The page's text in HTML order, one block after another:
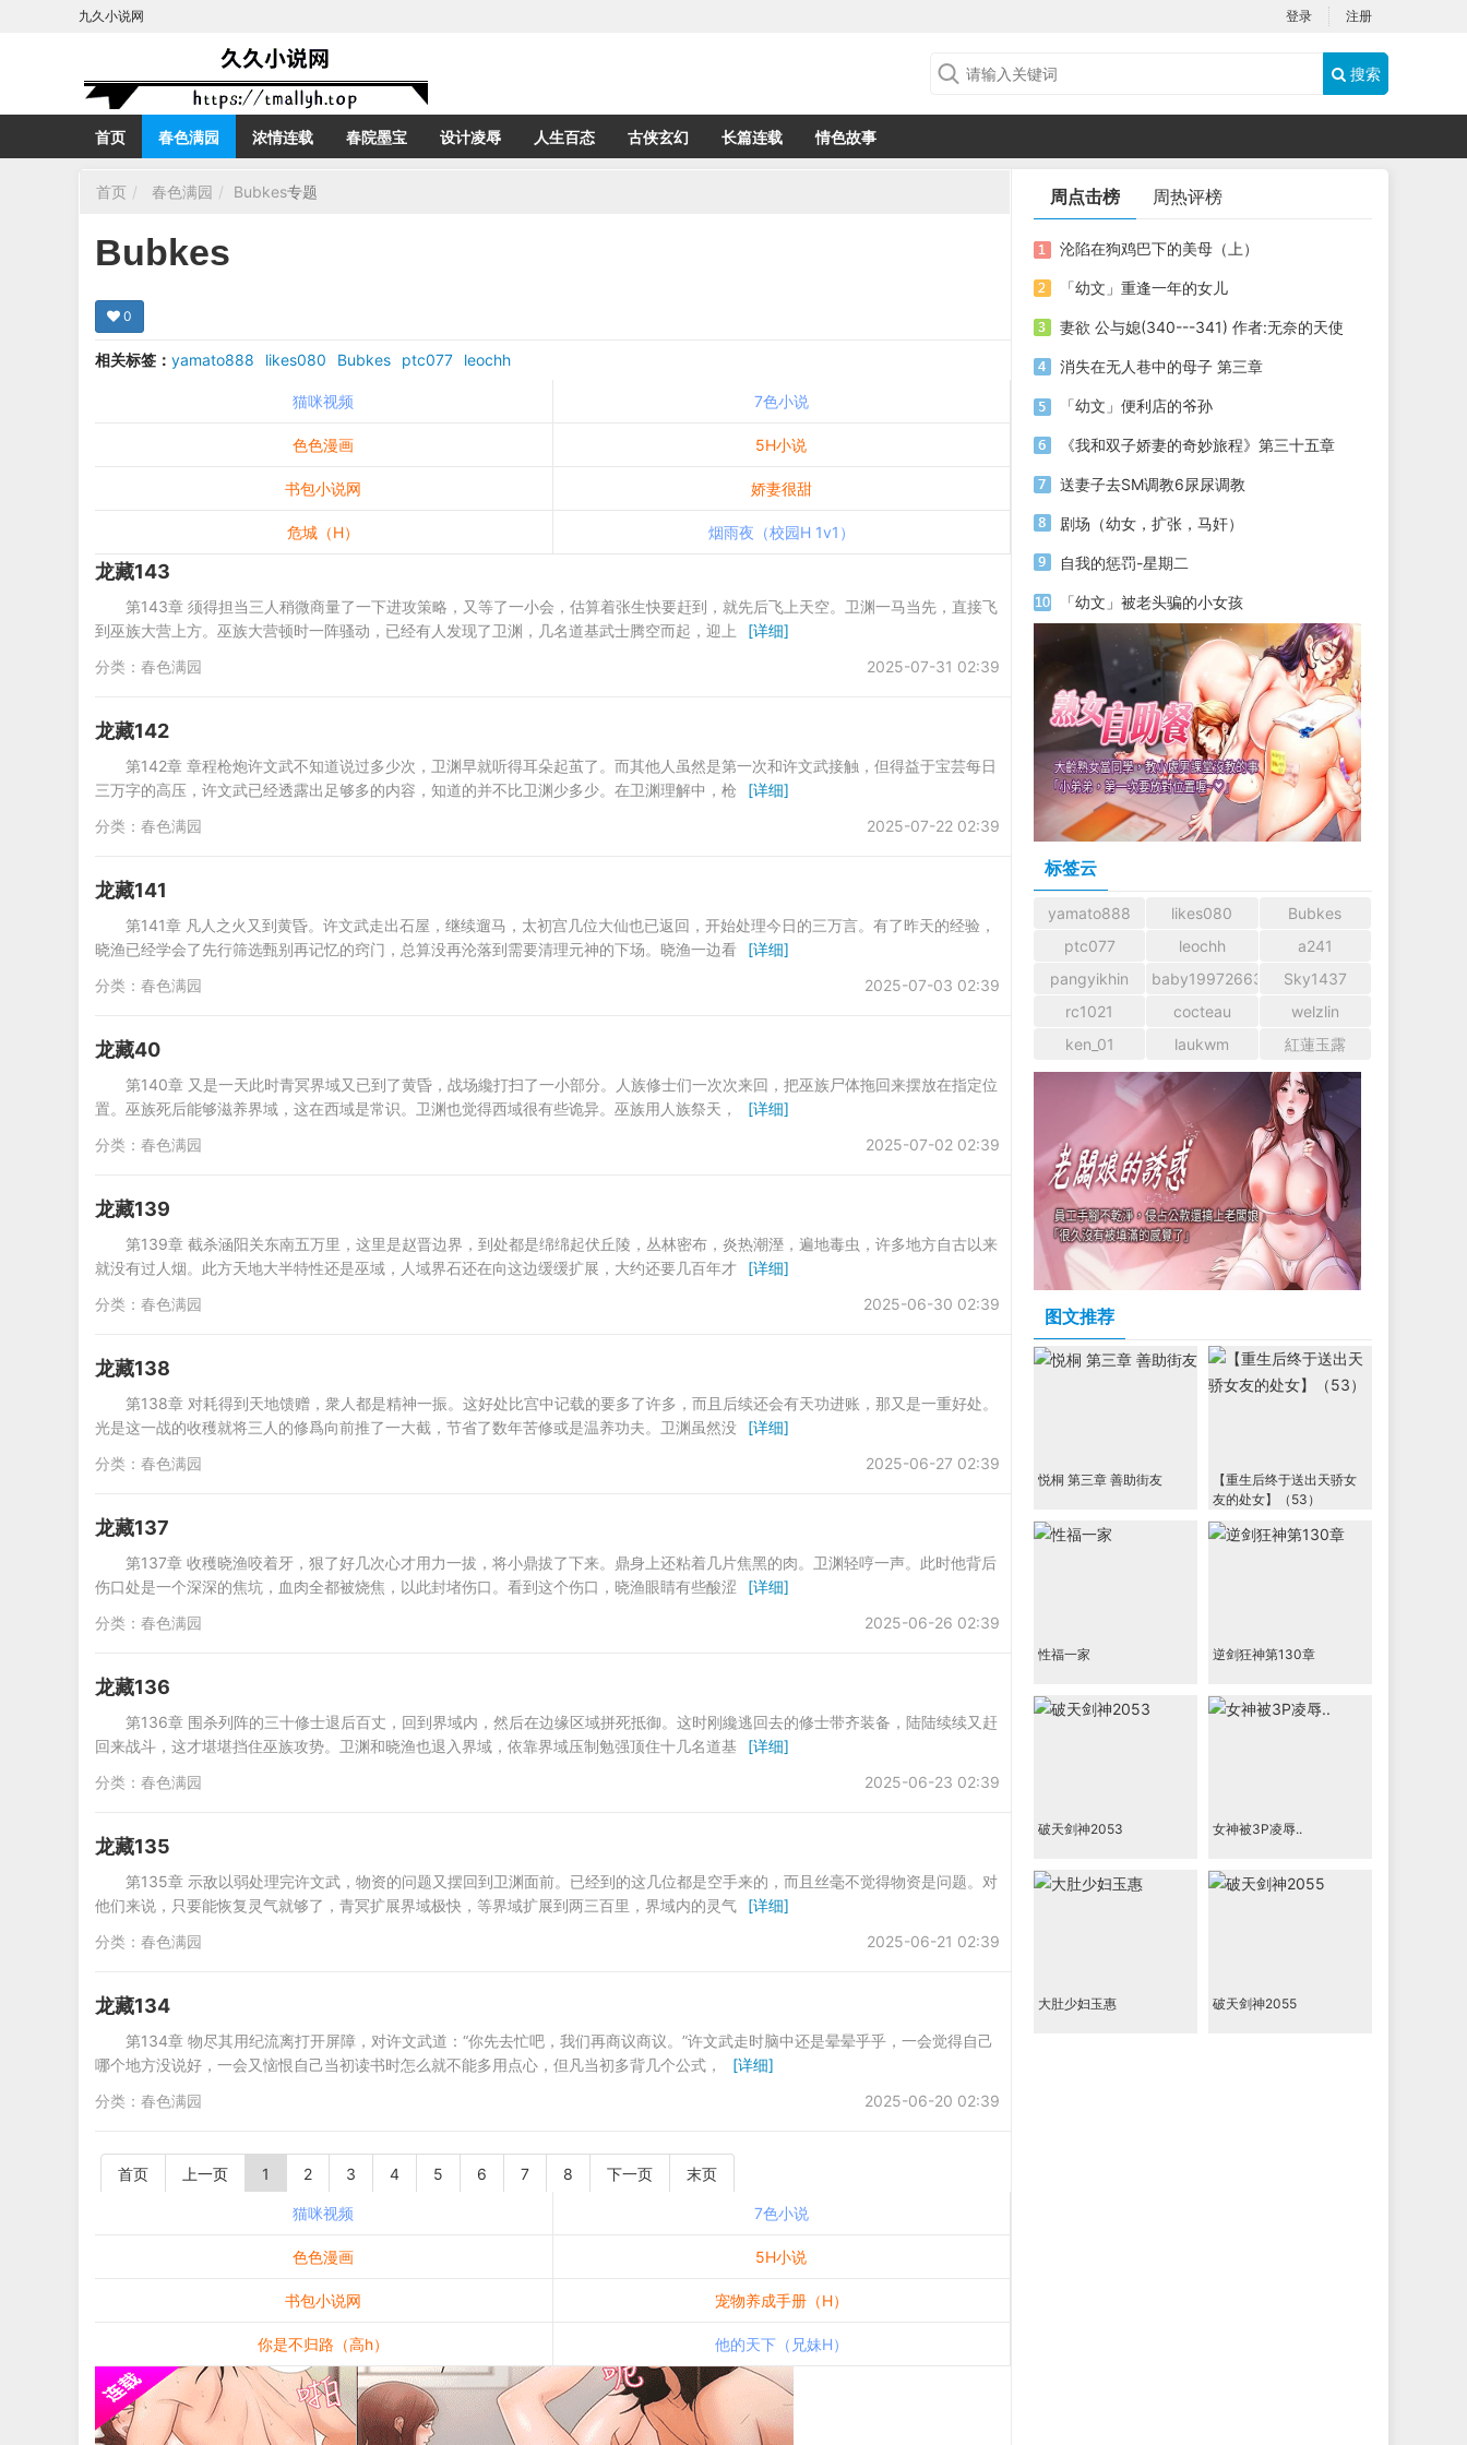
九久小说网 登录 注册
搜索
首页 春色满园 浓情连载 春院墨宝 设计凌辱 人生百态 古侠玄幻 长篇连载 情色故事
首页 春色满园 Bubkes专题
Bubkes
0
相关标签： yamato888 likes080 Bubkes ptc077 leochh
猫咪视频 7色小说
色色漫画 5H小说
书包小说网 娇妻很甜
危城（H） 烟雨夜（校园H 1v1）
龙藏143
第143章 须得担当三人稍微商量了一下进攻策略，又等了一小会，估算着张生快要赶到，就先后飞上天空。卫渊一马当先，直接飞
到巫族大营上方。巫族大营顿时一阵骚动，已经有人发现了卫渊，几名道基武士腾空而起，迎上
[详细]
2025-07-31 02:39
分类： 春色满园
龙藏142
第142章 章程枪炮许文武不知道说过多少次，卫渊早就听得耳朵起茧了。而其他人虽然是第一次和许文武接触，但得益于宝芸每日
三万字的高压，许文武已经透露出足够多的内容，知道的并不比卫渊少多少。在卫渊理解中，枪
[详细]
2025-07-22 02:39
分类： 春色满园
龙藏141
第141章 凡人之火又到黄昏。许文武走出石屋，继续遛马，太初宫几位大仙也已返回，开始处理今日的三万言。有了昨天的经验，
晓渔已经学会了先行筛选甄别再记忆的窍门，总算没再沦落到需要清理元神的下场。晓渔一边看
[详细]
2025-07-03 02:39
分类： 春色满园
龙藏40
第140章 又是一天此时青冥界域又已到了黄昏，战场纔打扫了一小部分。人族修士们一次次来回，把巫族尸体拖回来摆放在指定位
置。巫族死后能够滋养界域，这在西域是常识。卫渊也觉得西域很有些诡异。巫族用人族祭天，
[详细]
2025-07-02 02:39
分类： 春色满园
龙藏139
第139章 截杀涵阳关东南五万里，这里是赵晋边界，到处都是绵绵起伏丘陵，丛林密布，炎热潮溼，遍地毒虫，许多地方自古以来
就没有过人烟。此方天地大半特性还是巫域，人域界石还在向这边缓缓扩展，大约还要几百年才
[详细]
2025-06-30 02:39
分类： 春色满园
龙藏138
第138章 对耗得到天地馈赠，衆人都是精神一振。这好处比宫中记载的要多了许多，而且后续还会有天功进账，那又是一重好处。
光是这一战的收穫就将三人的修爲向前推了一大截，节省了数年苦修或是温养功夫。卫渊虽然没
[详细]
2025-06-27 02:39
分类： 春色满园
龙藏137
第137章 收穫晓渔咬着牙，狠了好几次心才用力一拔，将小鼎拔了下来。鼎身上还粘着几片焦黑的肉。卫渊轻哼一声。此时他背后
伤口处是一个深深的焦坑，血肉全都被烧焦，以此封堵伤口。看到这个伤口，晓渔眼睛有些酸涩
[详细]
2025-06-26 02:39
分类： 春色满园
龙藏136
第136章 围杀列阵的三十修士退后百丈，回到界域内，然后在边缘区域拼死抵御。这时刚纔逃回去的修士带齐装备，陆陆续续又赶
回来战斗，这才堪堪挡住巫族攻势。卫渊和晓渔也退入界域，依靠界域压制勉强顶住十几名道基
[详细]
2025-06-23 02:39
分类： 春色满园
龙藏135
第135章 示敌以弱处理完许文武，物资的问题又摆回到卫渊面前。已经到的这几位都是空手来的，而且丝毫不觉得物资是问题。对
他们来说，只要能恢复灵气就够了，青冥扩展界域极快，等界域扩展到两三百里，界域内的灵气
[详细]
2025-06-21 02:39
分类： 春色满园
龙藏134
第134章 物尽其用纪流离打开屏障，对许文武道：“你先去忙吧，我们再商议商议。”许文武走时脑中还是晕晕乎乎，一会觉得自己
哪个地方没说好，一会又恼恨自己当初读书时怎么就不能多用点心，但凡当初多背几个公式，
[详细]
2025-06-20 02:39
分类： 春色满园
首页 上一页 1 2 3 4 5 6 7 8 下一页 末页
猫咪视频 7色小说
色色漫画 5H小说
书包小说网 宠物养成手册（H）
你是不归路（高h） 他的天下（兄妹H）
周点击榜 周热评榜
沦陷在狗鸡巴下的美母（上）
「幼文」重逢一年的女儿
妻欲 公与媳(340---341) 作者:无奈的天使
消失在无人巷中的母子 第三章
「幼文」便利店的爷孙
《我和双子娇妻的奇妙旅程》第三十五章
送妻子去SM调教6尿尿调教
剧场（幼女，扩张，马奸）
自我的惩罚-星期二
「幼文」被老头骗的小女孩
标签云
yamato888 likes080
Bubkes
ptc077
leochh
a241
pangyikhin
baby1997266366
Sky1437
rc1021
cocteau
welzlin
ken_01
laukwm 紅蓮玉露
图文推荐
悦桐 第三章 善助街友
【重生后终于送出天骄女
友的处女】（53）
性福一家 逆剑狂神第130章
破天剑神2053 女神被3P凌辱..
大肚少妇玉惠 破天剑神2055